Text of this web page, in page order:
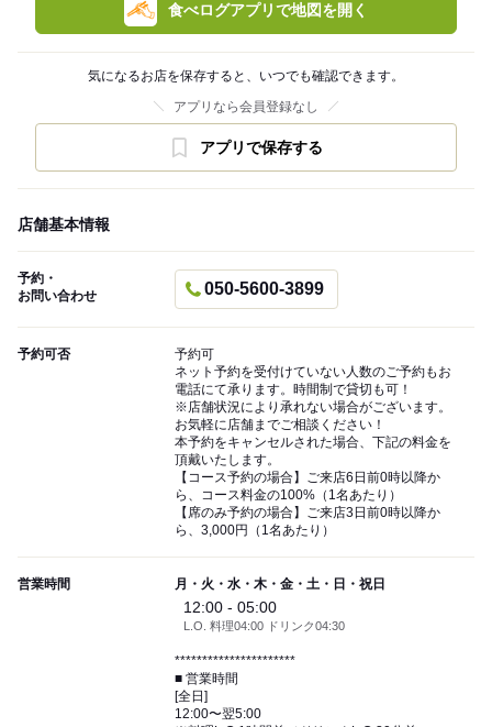
食べログアプリで地図を開く
気になるお店を保存すると、いつでも確認できます。
アプリなら会員登録なし
アプリで保存する
店舗基本情報
予約・
お問い合わせ
050-5600-3899
予約可否
予約可
ネット予約を受付けていない人数のご予約もお
電話にて承ります。時間制で貸切も可！
※店舗状況により承れない場合がございます。
お気軽に店舗までご相談ください！
本予約をキャンセルされた場合、下記の料金を
頂戴いたします。
【コース予約の場合】ご来店6日前0時以降か
ら、コース料金の100%（1名あたり）
【席のみ予約の場合】ご来店3日前0時以降か
ら、3,000円（1名あたり）
営業時間 月・火・水・木・金・土・日・祝日
12:00 - 05:00
L.O. 料理04:00 ドリンク04:30
**********************
■ 営業時間
[全日]
12:00〜翌5:00